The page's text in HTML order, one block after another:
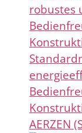
robustes
AERZEN